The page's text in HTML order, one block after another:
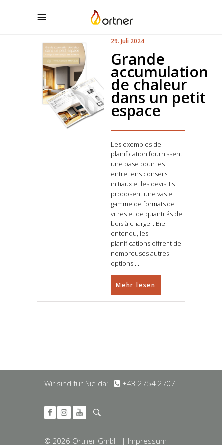
29. Juli 2024
Grande
accumulation
de chaleur
dans un petit
espace
Les exemples de
planification fournissent
une base pour les
entretiens conseils
initiaux et les devis. Ils
proposent une vaste
gamme de formats de
vitres et de quantités de
bois à charger. Bien
entendu, les
planifications offrent de
nombreuses autres
options
Mehr lesen
Wir sind für Sie da: +43 2754 2707
© 2026 Ortner GmbH | Impressum